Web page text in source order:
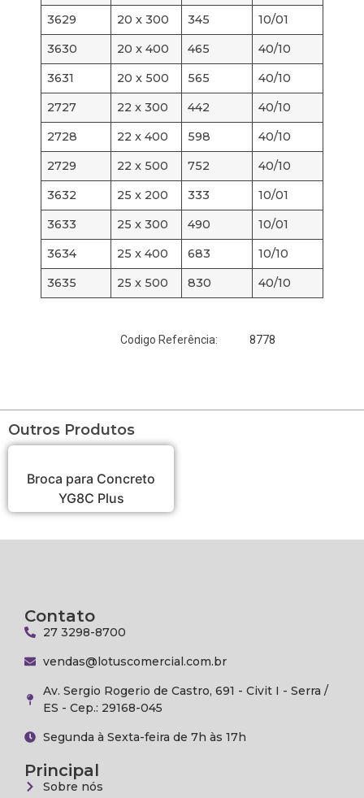
3629
20 x 300 345
10/01
3630
20 x 400 465
40/10
3631
20 x 500 565
40/10
2727
22 x 300 442
40/10
2728
22 x 400 598
40/10
2729
22 x 500 752
40/10
3632
25 x 200 333
10/01
3633
25 x 300 490
10/01
3634
25 x 400 683
10/10
3635
25 x 500 830 40/10
Codigo Referência: 8778
Outros Produtos
Broca para Concreto
YG8C Plus
Contato
27 3298-8700
vendas@lotuscomercial.com.br
Av. Sergio Rogerio de Castro, 691 - Civit I - Serra /
ES - Cep.: 29168-045
Segunda à Sexta-feira de 7h às 17h
Principal
Sobre nós